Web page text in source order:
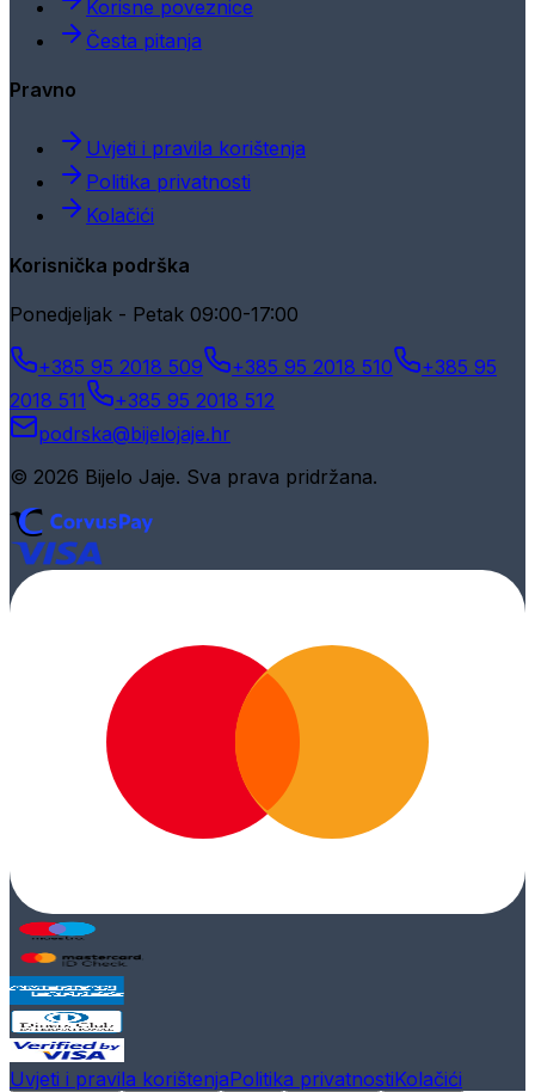
Korisne poveznice
Česta pitanja
Pravno
Uvjeti i pravila korištenja
Politika privatnosti
Kolačići
Korisnička podrška
Ponedjeljak - Petak 09:00-17:00
+385 95 2018 509 +385 95 2018 510
+385 95
2018 511
+385 95 2018 512
podrska@bijelojaje.hr
© 2026 Bijelo Jaje. Sva prava pridržana.
Uvjeti i pravila korištenjaPolitika privatnostiKolačići